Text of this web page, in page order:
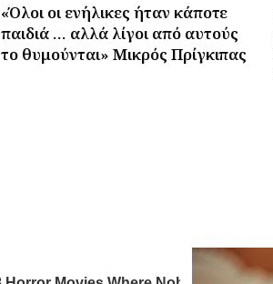
«Όλοι οι ενήλικες ήταν κάποτε
παιδιά … αλλά λίγοι από αυτούς
το θυμούνται» Μικρός Πρίγκιπας